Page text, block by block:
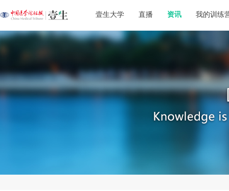
壹生大学 直播 资讯 我的训练